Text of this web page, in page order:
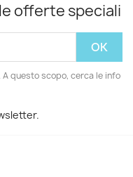
offerte speciali
questo scopo, cerca le info